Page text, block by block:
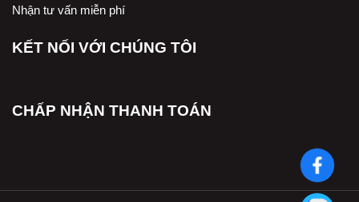
Nhận tư vấn miễn phí
KẾT NỐI VỚI CHÚNG TÔI
CHẤP NHẬN THANH TOÁN